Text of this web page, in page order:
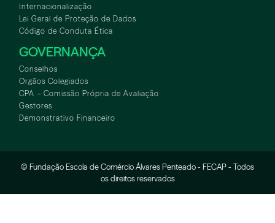
Internacionalização
Lei Geral de Proteção de Dados
Código de Conduta Ética
GOVERNANÇA
Conselhos
Orgãos Colegiados
CPA – Comissão Própria de Avaliação
Gestores
Demonstrativo Financeiro
© Fundação Escola de Comércio Álvares Penteado - FECAP - Todos
os direitos reservados